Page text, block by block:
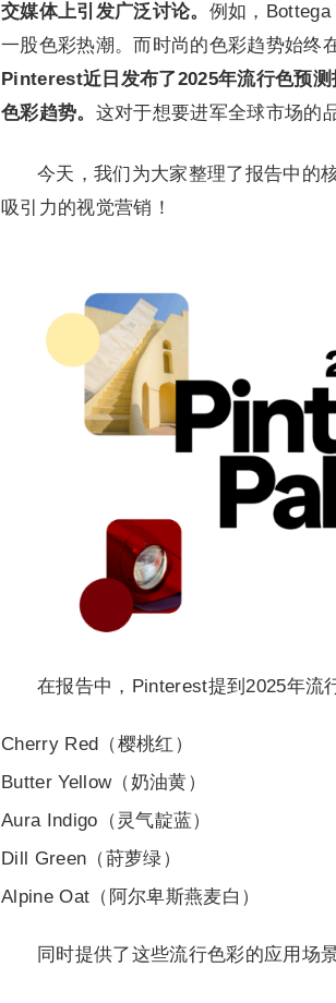
交媒体上引发广泛讨论。 例如，
一股色彩热潮。而时尚的色彩趋势始终
Pinterest近日发布了2025年流行色预
色彩趋势。 这对于想要进军全球市场的
今天，我们为大家整理了报告中的
吸引力的视觉营销！
在报告中，Pinterest提到2025年流
Cherry Red（樱桃红）
Butter Yellow（奶油黄）
Aura Indigo（灵气靛蓝）
Dill Green（莳萝绿）
Alpine Oat（阿尔卑斯燕麦白）
同时提供了这些流行色彩的应用场景